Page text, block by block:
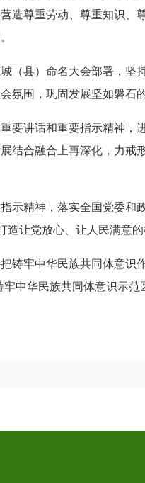
造尊重劳动、尊重知识、
（县）命名大会部署，坚
围，巩固发展坚如磐石
讲话和重要指示精神，
结合融合上再深化，力戒
精神，落实全国党委和
让党放心、让人民满意的
牢中华民族共同体意识
中华民族共同体意识示范